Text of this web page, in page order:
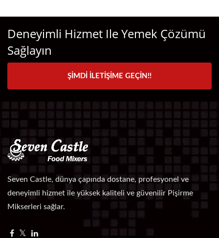
Deneyimli Hizmet Ile Yemek Çözümü
Sağlayın
ŞIMDI İLETIŞIME GEÇIN!!
Seven Castle, dünya çapında dostane, profesyonel ve
deneyimli hizmet ile yüksek kaliteli ve güvenilir Pişirme
Mikserleri sağlar.